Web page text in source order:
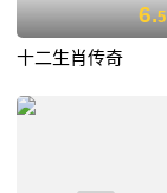
6.5
十二生肖传奇